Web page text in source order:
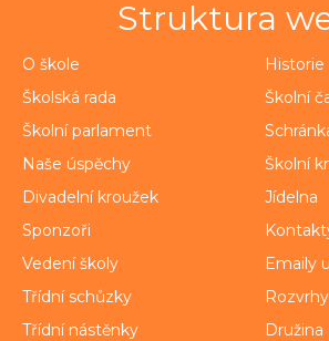
Struktura
O škole
Historie
Školská rada
Školní
Školní parlament
Naše úspěchy
Školní
Divadelní kroužek
Jídelna
Sponzoři
Vedení školy
Emaily
Třídní schůzky
Rozvrhy
Třídní nástěnky
Družina